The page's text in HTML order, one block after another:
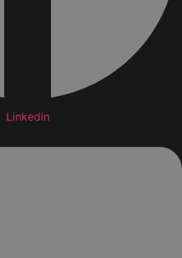
Linkedin